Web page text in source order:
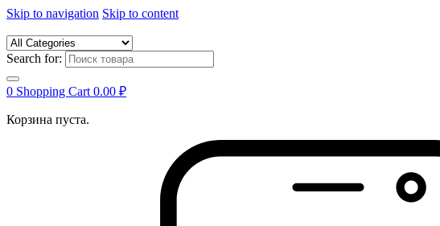
Skip to navigation Skip to content
Search for:
0 Shopping Cart 0.00 ₽
Корзина пуста.